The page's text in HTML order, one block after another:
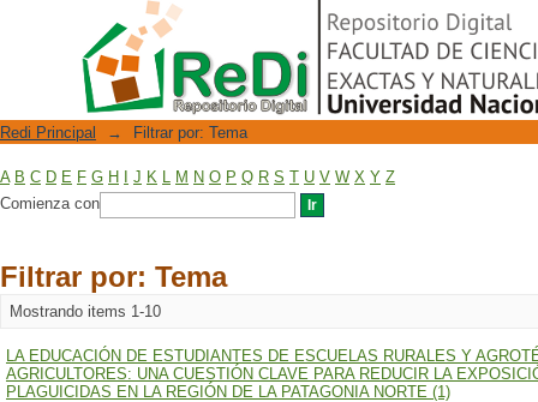
Filtrar por: Tema
Repositorio Digital
Redi Principal → Filtrar por: Tema
A B C D E F G H J K L M N O P Q R S T U V W X Y Z
Comienza con
Filtrar por: Tema
Mostrando items 1-10
LA EDUCACIÓN DE ESTUDIANTES DE ESCUELAS RURALES Y
AGRICULTORES: UNA CUESTIÓN CLAVE PARA REDUCIR LA
PLAGUICIDAS EN LA REGIÓN DE LA PATAGONIA NORTE (1)